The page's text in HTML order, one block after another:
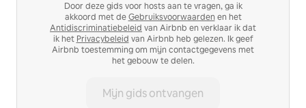
Door deze gids voor hosts aan te vragen, ga ik
akkoord met deGebruiksvoorwaarden en het
Antidiscriminatiebeleid van Airbnb en verklaar ik dat
ik het Privacybeleid van Airbnb heb gelezen. Ik geef
Airbnb toestemming om mijn contactgegevens met
het gebouw te delen.
Mijn gids ontvangen